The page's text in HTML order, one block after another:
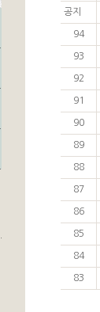
공지
94
93
92
91
90
89
88
87
86
85
84
83